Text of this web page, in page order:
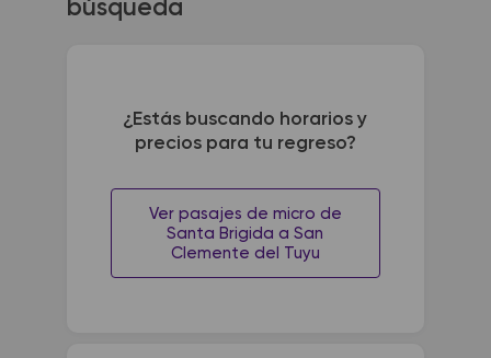
búsqueda
¿Estás buscando horarios y
precios para tu regreso?
Ver pasajes de micro de
Santa Brigida a San
Clemente del Tuyu